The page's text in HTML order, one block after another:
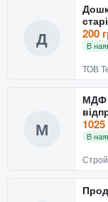
Д 200
В
ТОВ
М
МДФ
В